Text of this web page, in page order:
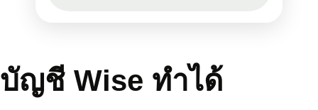
บัญชี Wise ทำได้